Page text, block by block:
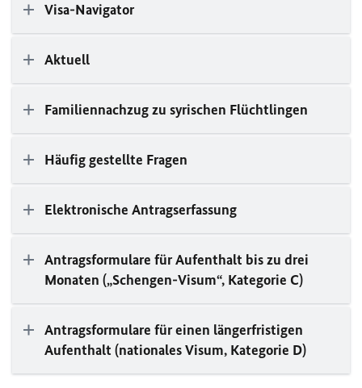
Visa-Navigator
Aktuell
Familiennachzug zu syrischen Flüchtlingen
Häufig gestellte Fragen
Elektronische Antragserfassung
Antragsformulare für Aufenthalt bis zu drei
Monaten („Schengen-Visum“, Kategorie C)
Antragsformulare für einen längerfristigen
Aufenthalt (nationales Visum, Kategorie D)